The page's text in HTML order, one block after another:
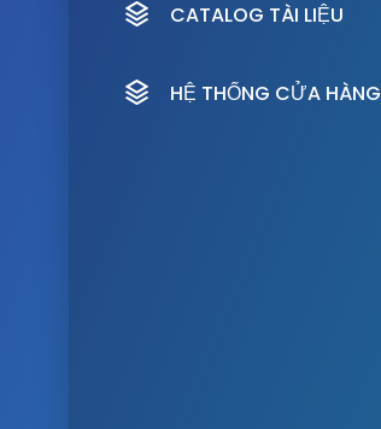
CATALOG TÀI LIỆU
HỆ THỐNG CỬA HÀNG